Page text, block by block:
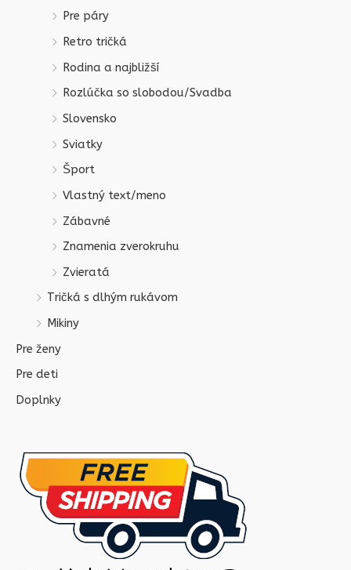
Pre páry
Retro tričká
Rodina a najbližší
Rozlúčka so slobodou/Svadba
Slovensko
Sviatky
Šport
Vlastný text/meno
Zábavné
Znamenia zverokruhu
Zvieratá
Tričká s dlhým rukávom
Mikiny
Pre ženy
Pre deti
Doplnky